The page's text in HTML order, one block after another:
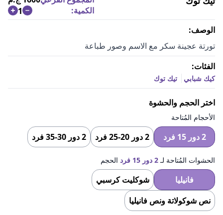
الكمية:
1
الوصف:
تورتة عجينة سكر مع الاسم وصور طباعة
الفئات:
كيك شبابي تيك توك
اختر الحجم والحشوة
الأحجام المُتاحة
2 دور 15 فرد 2 دور 20-25 فرد 2 دور 30-35 فرد
الحشوات المُتاحة لـ2 دور 15 فرد الحجم
فانيليا
شوكليت كرسبي
نص شوكولاتة ونص فانيليا